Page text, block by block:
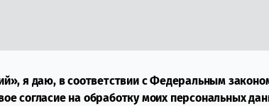
я даю, в соответствии с Федеральным
согласие на обработку моих персональных